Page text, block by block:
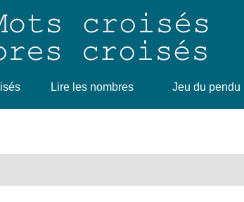
Lire les nombres Jeu du pendu